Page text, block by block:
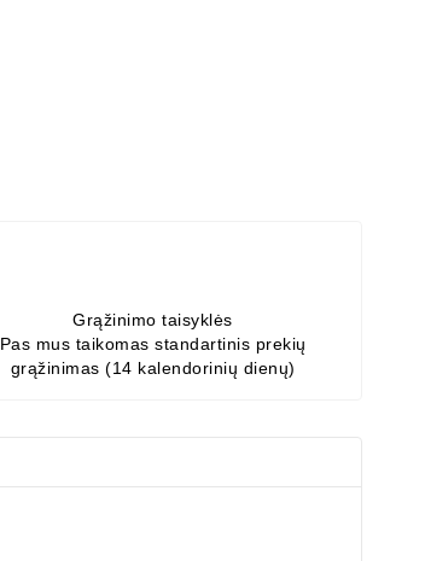
Grąžinimo taisyklės
Pas mus taikomas standartinis prekių
grąžinimas (14 kalendorinių dienų)